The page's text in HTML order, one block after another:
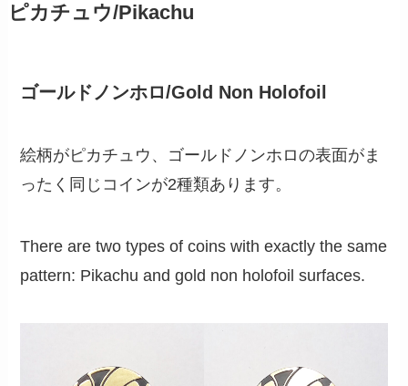
ピカチュウ/Pikachu
ゴールドノンホロ/Gold Non Holofoil
絵柄がピカチュウ、ゴールドノンホロの表面がま
ったく同じコインが2種類あります。
There are two types of coins with exactly the same
pattern: Pikachu and gold non holofoil surfaces.